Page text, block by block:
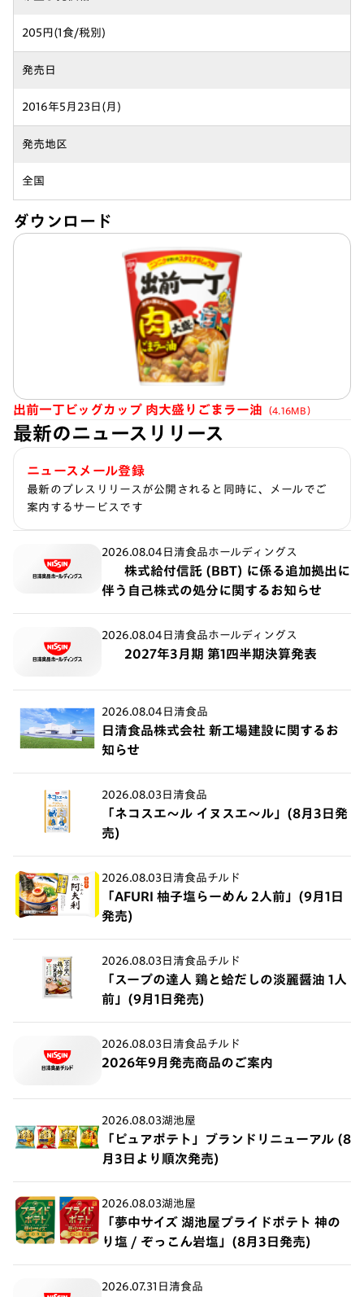
205円(1食/税別)
発売日
2016年5月23日(月)
発売地区
全国
ダウンロード
出前一丁ビッグカップ 肉大盛りごまラー油 （4.16MB）
最新のニュースリリース
ニュースメール登録
最新のプレスリリースが公開されると同時に、メールでご
案内するサービスです
2026.08.04 日清食品ホールディングス
株式給付信託 (BBT) に係る追加拠出に
伴う自己株式の処分に関するお知らせ
2026.08.04 日清食品ホールディングス
2027年3月期 第1四半期決算発表
2026.08.04 日清食品
日清食品株式会社 新工場建設に関するお
知らせ
2026.08.03 日清食品
「ネコスエ～ル イヌスエ～ル」(8月3日発
売)
2026.08.03 日清食品チルド
「AFURI 柚子塩らーめん 2人前」(9月1日
発売)
2026.08.03 日清食品チルド
「スープの達人 鶏と蛤だしの淡麗醤油 1人
前」(9月1日発売)
2026.08.03 日清食品チルド
2026年9月発売商品のご案内
2026.08.03湖池屋
「ピュアポテト」ブランドリニューアル (8
月3日より順次発売)
2026.08.03湖池屋
「夢中サイズ 湖池屋プライドポテト 神の
り塩 / ぞっこん岩塩」(8月3日発売)
2026.07.31 日清食品